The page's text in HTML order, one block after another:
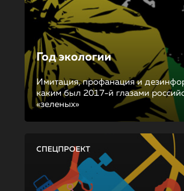
Год экологии
Имитация, профанация и
каким был 2017-й глазами
«зеленых»
СПЕЦПРОЕКТ